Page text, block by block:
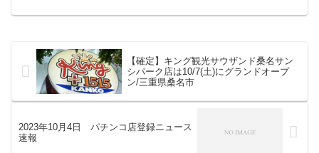
【確定】キング観光サウザンド桑名サン
シパーク店は10/7(土)にグランドオープ
ン/三重県桑名市
2023年10月4日 パチンコ店登録ニュース
速報